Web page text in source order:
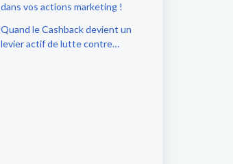
dans vos actions marketing !
Quand le Cashback devient un
levier actif de lutte contre